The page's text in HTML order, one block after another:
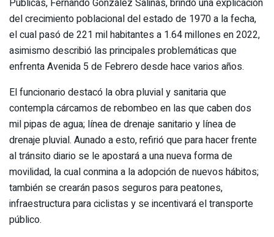
Públicas, Fernando González Salinas, brindó una explicación
del crecimiento poblacional del estado de 1970 a la fecha,
el cual pasó de 221 mil habitantes a 1.64 millones en 2022,
asimismo describió las principales problemáticas que
enfrenta Avenida 5 de Febrero desde hace varios años.
El funcionario destacó la obra pluvial y sanitaria que
contempla cárcamos de rebombeo en las que caben dos
mil pipas de agua; línea de drenaje sanitario y línea de
drenaje pluvial. Aunado a esto, refirió que para hacer frente
al tránsito diario se le apostará a una nueva forma de
movilidad, la cual conmina a la adopción de nuevos hábitos;
también se crearán pasos seguros para peatones,
infraestructura para ciclistas y se incentivará el transporte
público.